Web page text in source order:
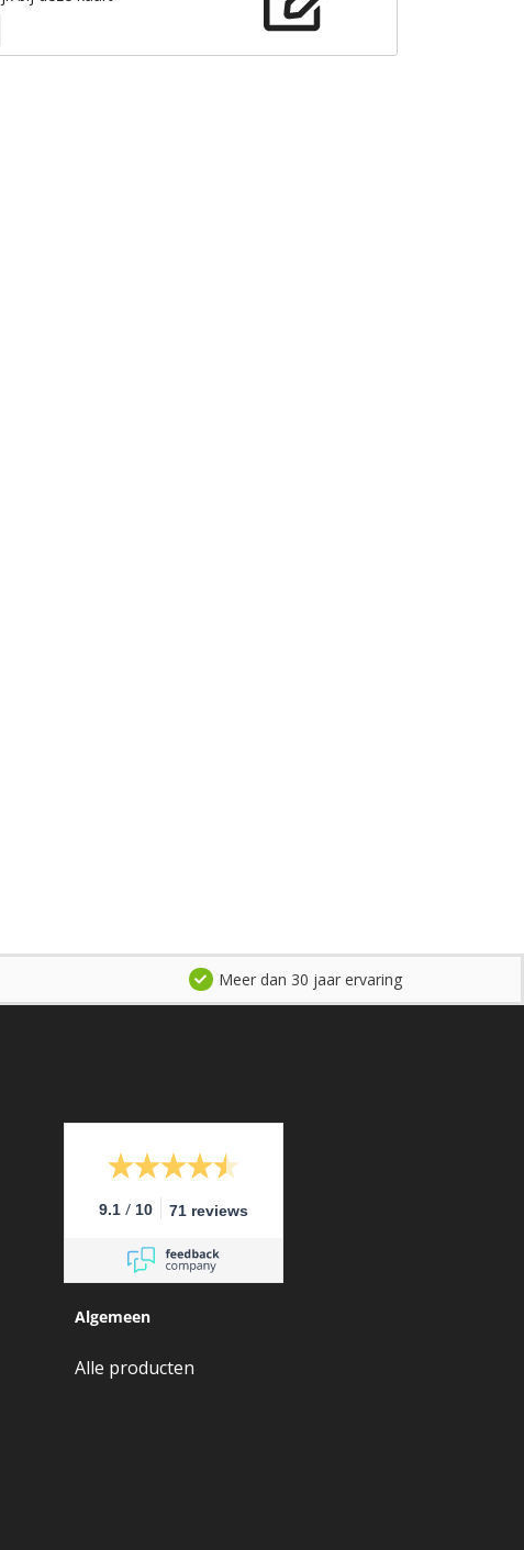
Meer dan 30 jaar ervaring
9.1 / 10 71 reviews
Algemeen
Alle producten